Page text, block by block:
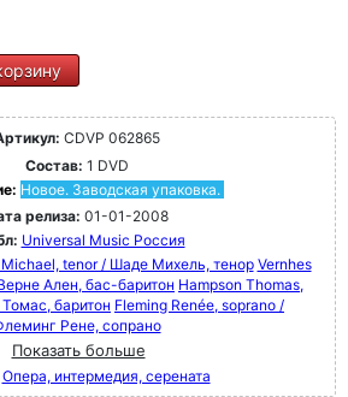
CDVP 062865
Состав: 1 DVD
Новое. Заводская упаковка.
релиза: 01-01-2008
Universal Music Россия
tenor / Шаде Михель, тенор Vernhes
Ален, бас-баритон Hampson Thomas,
баритон Fleming Renée, soprano /
Рене, сопрано
Показать больше
Опера, интермедия, серената